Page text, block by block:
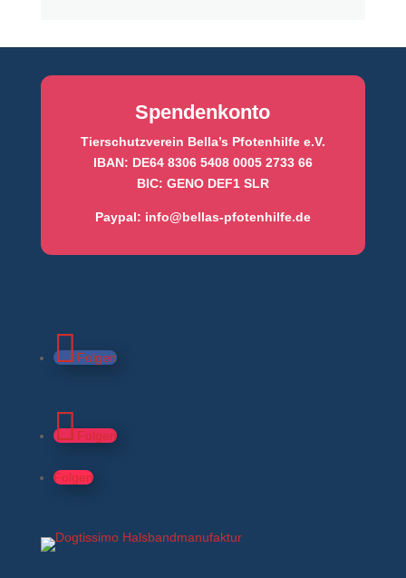
Spendenkonto
Tierschutzverein Bella’s Pfotenhilfe e.V.
IBAN: DE64 8306 5408 0005 2733 66
BIC: GENO DEF1 SLR
Paypal: info@bellas-pfotenhilfe.de
Folgen
Folgen
Folgen